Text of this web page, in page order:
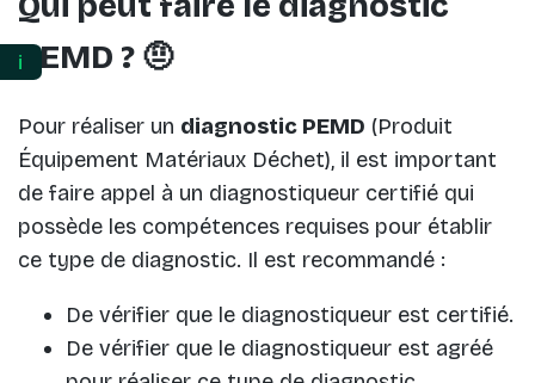
PEMD ? 🤨
Pour réaliser un diagnostic PEMD (Produit
Équipement Matériaux Déchet), il est important
de faire appel à un diagnostiqueur certifié qui
possède les compétences requises pour établir
ce type de diagnostic. Il est recommandé :
De vérifier que le diagnostiqueur est certifié.
De vérifier que le diagnostiqueur est agréé
ℹ️